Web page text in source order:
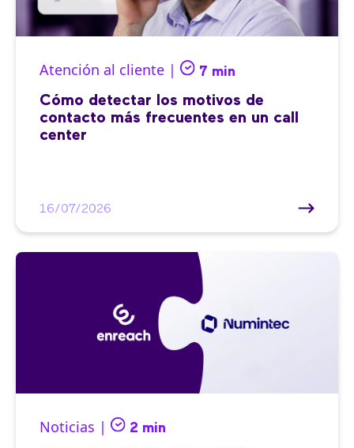
Atención al cliente | 7 min
Cómo detectar los motivos de
contacto más frecuentes en un call
center
16/07/2026
Noticias | 2 min